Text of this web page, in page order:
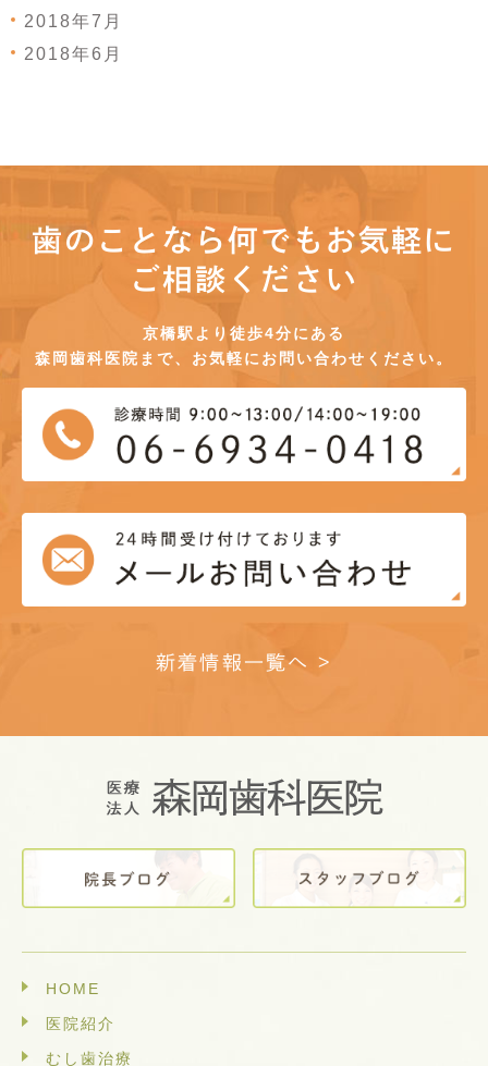
2018年7月
2018年6月
歯のことなら何でもお気軽に
ご相談ください
京橋駅より徒歩4分にある
森岡歯科医院まで、お気軽にお問い合わせください。
新着情報一覧へ >
HOME
医院紹介
むし歯治療